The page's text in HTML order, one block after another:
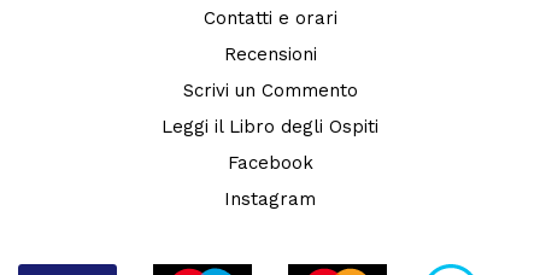
Contatti e orari
Recensioni
Scrivi un Commento
Leggi il Libro degli Ospiti
Facebook
Instagram